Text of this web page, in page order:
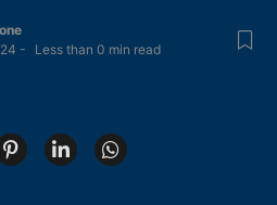
Less than 0 min read